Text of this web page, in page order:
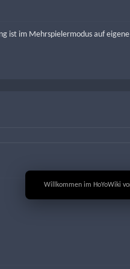
🎉 Willkommen im HoYoWiki
ist im Mehrspielermodus auf